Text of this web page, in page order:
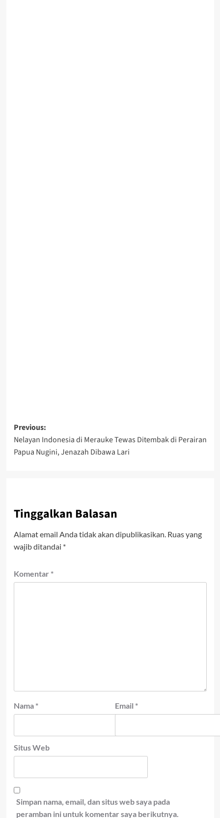
Post
navigation
Previous:
Nelayan Indonesia di Merauke Tewas Ditembak di Perairan
Papua Nugini, Jenazah Dibawa Lari
Tinggalkan Balasan
Alamat email Anda tidak akan dipublikasikan. Ruas yang
wajib ditandai *
Komentar *
Nama * Email *
Situs Web
Simpan nama, email, dan situs web saya pada
peramban ini untuk komentar saya berikutnya.